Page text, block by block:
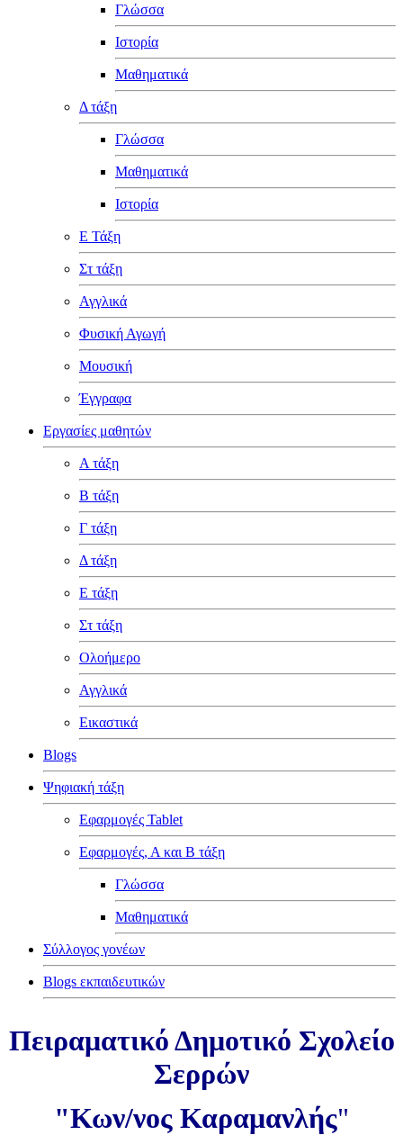
Γλώσσα
Ιστορία
Μαθηματικά
Δ τάξη
Γλώσσα
Μαθηματικά
Ιστορία
Ε Τάξη
Στ τάξη
Αγγλικά
Φυσική Αγωγή
Μουσική
Έγγραφα
Εργασίες μαθητών
Α τάξη
Β τάξη
Γ τάξη
Δ τάξη
Ε τάξη
Στ τάξη
Ολοήμερο
Αγγλικά
Εικαστικά
Blogs
Ψηφιακή τάξη
Εφαρμογές Tablet
Εφαρμογές, Α και Β τάξη
Γλώσσα
Μαθηματικά
Σύλλογος γονέων
Blogs εκπαιδευτικών
Πειραματικό Δημοτικό Σχολείο
Σερρών
"Κων/νος Καραμανλής"